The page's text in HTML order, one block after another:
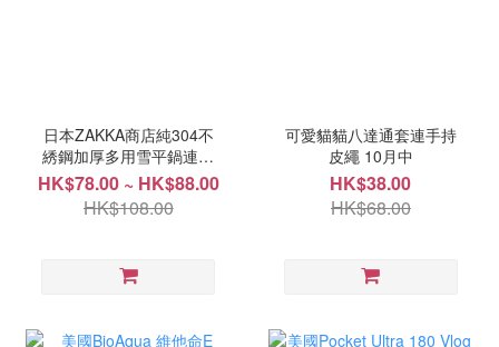
日本ZAKKA商店純304不
綉鋼加厚多用雪平鍋連蒸
架 10月中
HK$78.00 ~ HK$88.00
HK$108.00
可愛貓貓八達通套連手持
皮繩 10月中
HK$38.00
HK$68.00